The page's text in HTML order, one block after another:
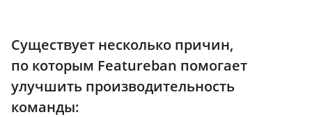
Существует несколько причин,
по которым Featureban помогает
улучшить производительность
команды: